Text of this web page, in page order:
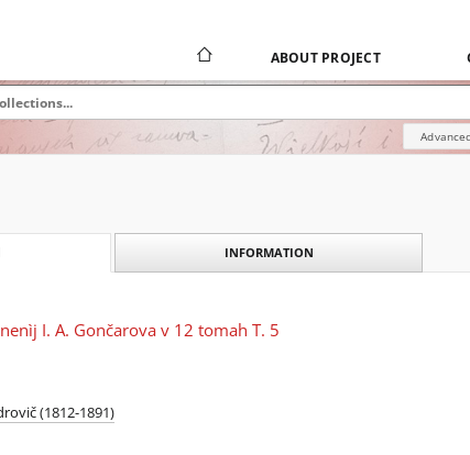
ABOUT PROJECT
INFORMATION
I. A. Gončarova v 12 tomah T. 5
(1812-1891)